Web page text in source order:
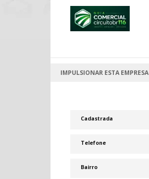
IMPULSIONAR ESTA EMPRESA
Cadastrada
Telefone
Bairro